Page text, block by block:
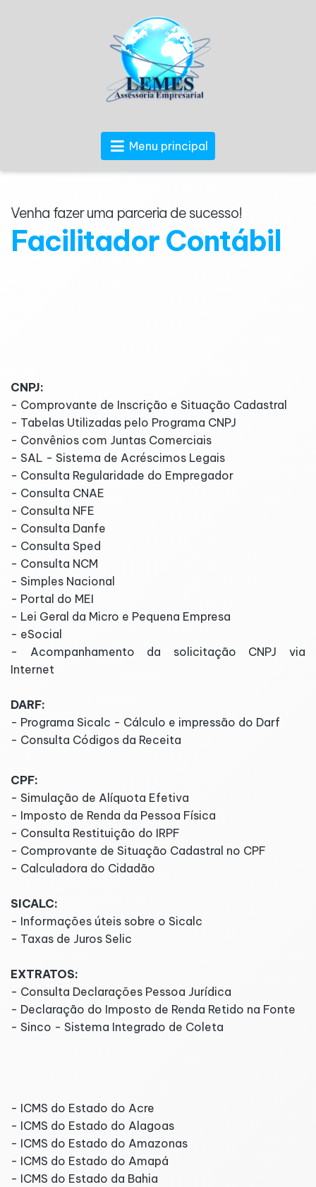
Menu principal
Venha fazer uma parceria de sucesso!
Facilitador Contábil
CNPJ:
- Comprovante de Inscrição e Situação Cadastral
- Tabelas Utilizadas pelo Programa CNPJ
- Convênios com Juntas Comerciais
- SAL - Sistema de Acréscimos Legais
- Consulta Regularidade do Empregador
- Consulta CNAE
- Consulta NFE
- Consulta Danfe
- Consulta Sped
- Consulta NCM
- Simples Nacional
- Portal do MEI
- Lei Geral da Micro e Pequena Empresa
- eSocial
- Acompanhamento da solicitação CNPJ via
Internet
DARF:
- Programa Sicalc - Cálculo e impressão do Darf
- Consulta Códigos da Receita
CPF:
- Simulação de Alíquota Efetiva
- Imposto de Renda da Pessoa Física
- Consulta Restituição do IRPF
- Comprovante de Situação Cadastral no CPF
- Calculadora do Cidadão
SICALC:
- Informações úteis sobre o Sicalc
- Taxas de Juros Selic
EXTRATOS:
- Consulta Declarações Pessoa Jurídica
- Declaração do Imposto de Renda Retido na Fonte
- Sinco - Sistema Integrado de Coleta
- ICMS do Estado do Acre
- ICMS do Estado do Alagoas
- ICMS do Estado do Amazonas
- ICMS do Estado do Amapá
- ICMS do Estado da Bahia